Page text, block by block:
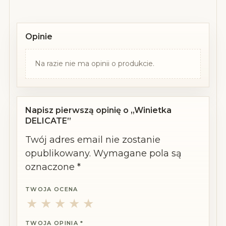
Opinie
Na razie nie ma opinii o produkcie.
Napisz pierwszą opinię o „Winietka
DELICATE”
Twój adres email nie zostanie
opublikowany. Wymagane pola są
oznaczone *
TWOJA OCENA
1
2
3
4
5
TWOJA OPINIA*